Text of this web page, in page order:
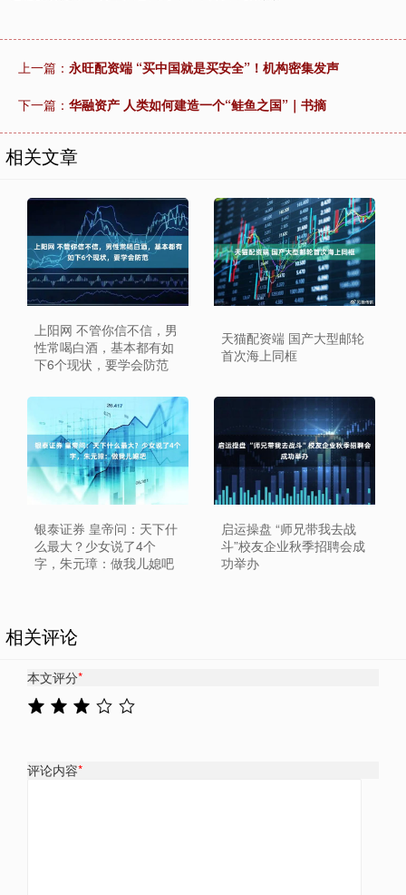
上一篇： 永旺配资端 “买中国就是买安全”！机构密集发声
下一篇： 华融资产 人类如何建造一个“鲑鱼之国”｜书摘
相关文章
上阳网 不管你信不信，男
性常喝白酒，基本都有如
下6个现状，要学会防范
天猫配资端 国产大型邮轮
首次海上同框
银泰证券 皇帝问：天下什
么最大？少女说了4个
字，朱元璋：做我儿媳吧
启运操盘 “师兄带我去战
斗”校友企业秋季招聘会成
功举办
相关评论
本文评分*
评论内容*